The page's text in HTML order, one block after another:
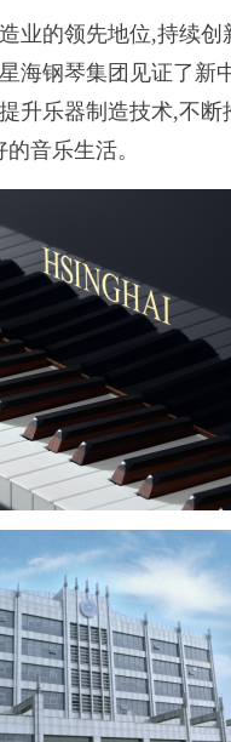
的领先地位,持续创
海钢琴集团见证了新
升乐器制造技术,不
音乐生活。